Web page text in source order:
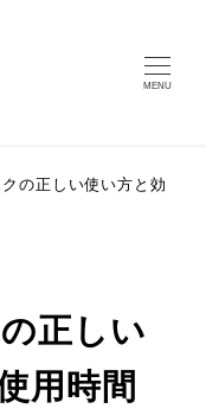
MENU
の正しい使い方と効
正しい
用時間